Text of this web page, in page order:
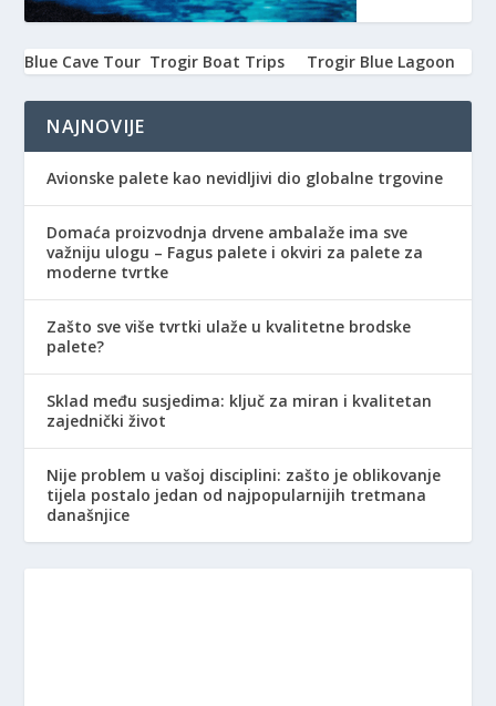
Blue Cave Tour Trogir Boat Trips Trogir Blue Lagoon
NAJNOVIJE
Avionske palete kao nevidljivi dio globalne trgovine
Domaća proizvodnja drvene ambalaže ima sve
važniju ulogu – Fagus palete i okviri za palete za
moderne tvrtke
Zašto sve više tvrtki ulaže u kvalitetne brodske
palete?
Sklad među susjedima: ključ za miran i kvalitetan
zajednički život
Nije problem u vašoj disciplini: zašto je oblikovanje
tijela postalo jedan od najpopularnijih tretmana
današnjice